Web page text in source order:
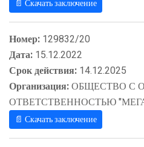
📄 Скачать заключение
Номер: 129832/20
Дата: 15.12.2022
Срок действия: 14.12.2025
Организация:ОБЩЕСТВО С
ОТВЕТСТВЕННОСТЬЮ
📄 Скачать заключение